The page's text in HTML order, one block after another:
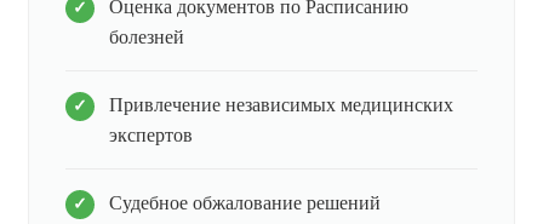
Оценка документов по Расписанию
болезней
Привлечение независимых медицинских
экспертов
Судебное обжалование решений